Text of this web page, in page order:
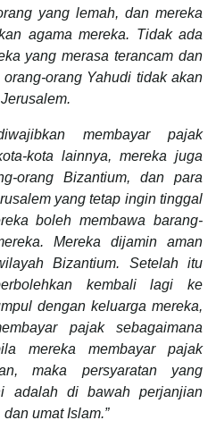
yang lemah, dan mereka
agama mereka. Tidak ada
yang merasa terancam dan
orang Yahudi tidak akan
membayar pajak
kota lainnya, mereka juga
orang Bizantium, dan para
yang tetap ingin tinggal
boleh membawa barang-
Mereka dijamin aman
Bizantium. Setelah itu
kembali lagi ke
dengan keluarga mereka,
pajak sebagaimana
mereka membayar pajak
maka persyaratan yang
adalah di bawah perjanjian
umat Islam.”